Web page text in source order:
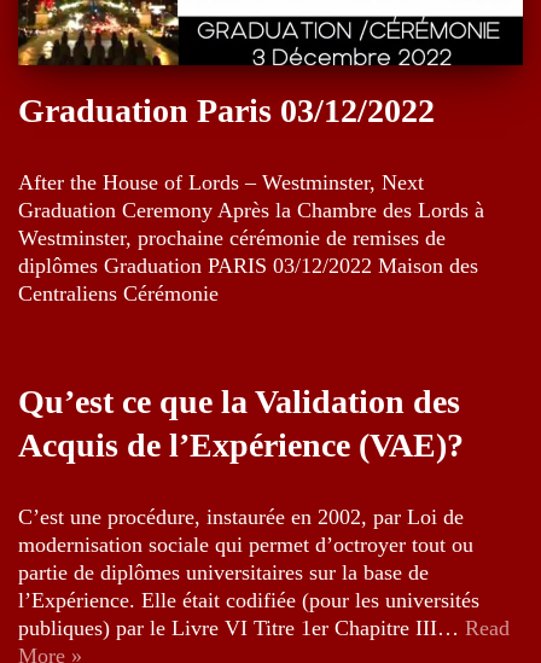
Graduation Paris 03/12/2022
After the House of Lords – Westminster, Next
Graduation Ceremony Après la Chambre des Lords à
Westminster, prochaine cérémonie de remises de
diplômes Graduation PARIS 03/12/2022 Maison des
Centraliens Cérémonie
Qu’est ce que la Validation des
Acquis de l’Expérience (VAE)?
C’est une procédure, instaurée en 2002, par Loi de
modernisation sociale qui permet d’octroyer tout ou
partie de diplômes universitaires sur la base de
l’Expérience. Elle était codifiée (pour les universités
publiques) par le Livre VI Titre 1er Chapitre III… Read
More »